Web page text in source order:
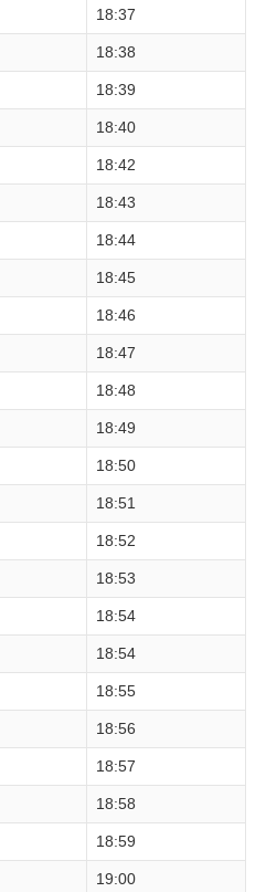
18:37
18:38
18:39
18:40
18:42
18:43
18:44
18:45
18:46
18:47
18:48
18:49
18:50
18:51
18:52
18:53
18:54
18:54
18:55
18:56
18:57
18:58
18:59
19:00